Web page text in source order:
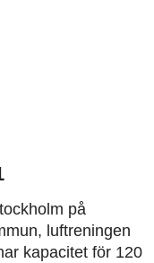
på
luftreningen
kapacitet för 120